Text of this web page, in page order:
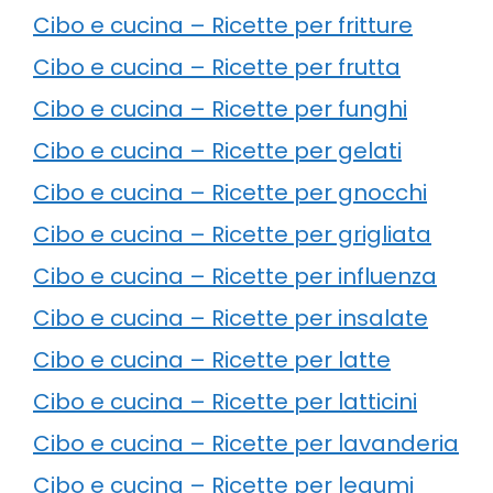
Cibo e cucina – Ricette per fritture
Cibo e cucina – Ricette per frutta
Cibo e cucina – Ricette per funghi
Cibo e cucina – Ricette per gelati
Cibo e cucina – Ricette per gnocchi
Cibo e cucina – Ricette per grigliata
Cibo e cucina – Ricette per influenza
Cibo e cucina – Ricette per insalate
Cibo e cucina – Ricette per latte
Cibo e cucina – Ricette per latticini
Cibo e cucina – Ricette per lavanderia
Cibo e cucina – Ricette per legumi